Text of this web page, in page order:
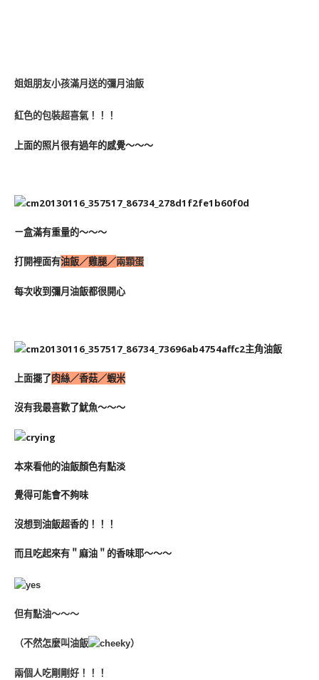
姐姐朋友小孩滿月送的彌月油飯
紅色的包裝超喜氣！！！
上面的照片很有過年的感覺～～～
ㄧ盒滿有重量的～～～
打開裡面有油飯／雞腿／兩顆蛋
每次收到彌月油飯都很開心
主角油飯
上面擺了肉絲／香菇／蝦米
沒有我最喜歡了魷魚～～～
本來看他的油飯顏色有點淡
覺得可能會不夠味
沒想到油飯超香的！！！
而且吃起來有＂麻油＂的香味耶～～～
但有點油～～～
（不然怎麼叫油飯 ）
兩個人吃剛剛好！！！